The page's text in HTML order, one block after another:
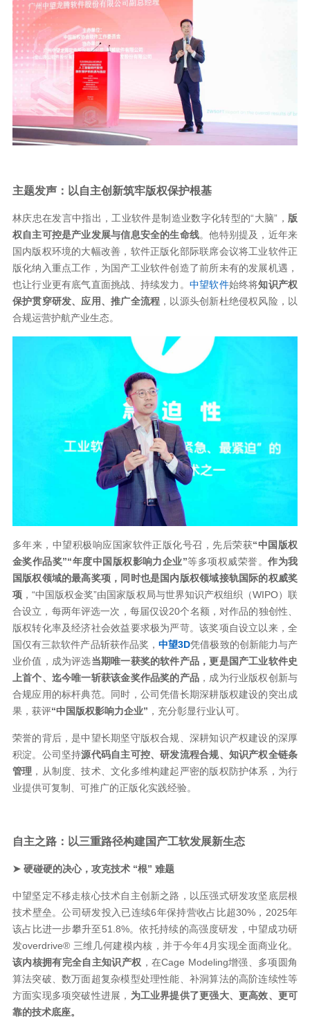
主题发声：以自主创新筑牢版权保护根基
林庆忠在发言中指出，工业软件是制造业数字化转型的“大脑”， 版
权自主可控是产业发展与信息安全的生命线。他特别提及，近年来
国内版权环境的大幅改善，软件正版化部际联席会议将工业软件正
版化纳入重点工作，为国产工业软件创造了前所未有的发展机遇，
也让行业更有底气直面挑战、持续发力。 中望软件始终将知识产权
保护贯穿研发、应用、推广全流程 ，以源头创新杜绝侵权风险，以
合规运营护航产业生态。
多年来，中望积极响应国家软件正版化号召，先后荣获“中国版权
金奖作品奖”“年度中国版权影响力企业”等多项权威荣誉。作为我
国版权领域的最高奖项，同时也是国内版权领域接轨国际的权威奖
项，“中国版权金奖”由国家版权局与世界知识产权组织（WIPO）联
合设立，每两年评选一次，每届仅设20个名额，对作品的独创性、
版权转化率及经济社会效益要求极为严苛。该奖项自设立以来，全
国仅有三款软件产品斩获作品奖，中望3D凭借极致的创新能力与产
业价值，成为评选当期唯一获奖的软件产品，更是国产工业软件史
上首个、迄今唯一斩获该金奖作品奖的产品 ，成为行业版权创新与
合规应用的标杆典范。同时，公司凭借长期深耕版权建设的突出成
果，获评“中国版权影响力企业” ，充分彰显行业认可。
荣誉的背后，是中望长期坚守版权合规、深耕知识产权建设的深厚
积淀。公司坚持源代码自主可控、研发流程合规、知识产权全链条
管理 ，从制度、技术、文化多维构建起严密的版权防护体系，为行
业提供可复制、可推广的正版化实践经验。
自主之路：以三重路径构建国产工软发展新生态
➤ 硬碰硬的决心，攻克技术 “根” 难题
中望坚定不移走核心技术自主创新之路，以压强式研发攻坚底层根
技术壁垒。公司研发投入已连续6年保持营收占比超30%，2025年
该占比进一步攀升至51.8%。依托持续的高强度研发，中望成功研
发overdrive® 三维几何建模内核，并于今年4月实现全面商业化。
该内核拥有完全自主知识产权 ，在Cage Modeling增强、多项圆角
算法突破、数万面超复杂模型处理性能、补洞算法的高阶连续性等
方面实现多项突破性进展， 为工业界提供了更强大、更高效、更可
靠的技术底座。